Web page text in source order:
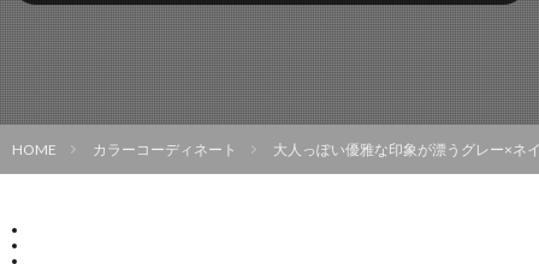
HOME カラーコーディネート 大人っぽい優雅な印象が漂うグレー×ネ